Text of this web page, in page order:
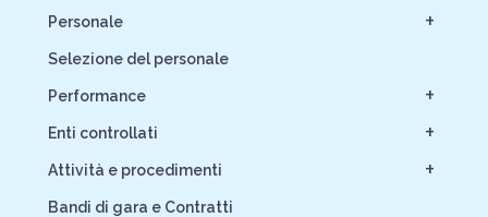
+
Personale
Selezione del personale
+
Performance
+
Enti controllati
+
Attività e procedimenti
Bandi di gara e Contratti